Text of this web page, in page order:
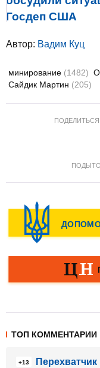
Госдеп США
Автор: Вадим Куц
минирование (1482)
Сайдик Мартин (205)
ПОДЕЛИТЬСЯ:
ТОП КОММЕНТАРИИ
+13
Перехватчик